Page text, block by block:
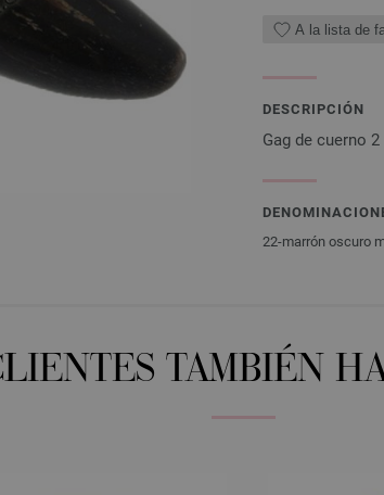
A la lista de
DESCRIPCIÓN
Gag de cuerno
22-marrón oscuro
TAMBIÉN